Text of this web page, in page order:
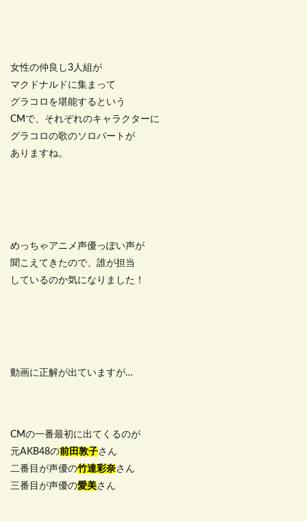
女性の仲良し3人組が
マクドナルドに集まって
グラコロを堪能するという
CMで、それぞれのキャラクターに
グラコロの歌のソロパートが
ありますね。
めっちゃアニメ声優っぽい声が
聞こえてきたので、誰が担当
しているのか気になりました！
動画に正解が出ていますが…
CMの一番最初に出てくるのが
元AKB48の前田敦子さん
二番目が声優の竹達彩奈さん
三番目が声優の愛美さん